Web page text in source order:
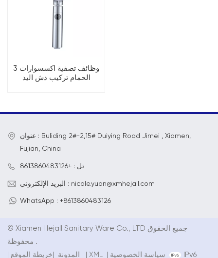
3 وظائف تصفية اكسسوارات
الحمام تركيب دش اليد
عنوان : Buliding 2#-2,15# Duiying Road Jimei , Xiamen,
Fujian, China
تل : +8613860483126
البريد الإلكتروني : nicole.yuan@xmhejall.com
WhatsApp : +8613860483126
© Xiamen Hejall Sanitary Ware Co., LTD جميع الحقوق
محفوظة .
المدونة XML سياسة الخصوصية IPv6